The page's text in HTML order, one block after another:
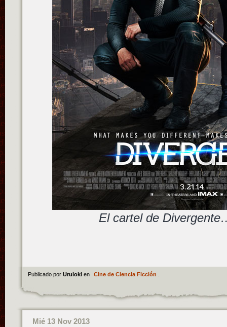
El cartel de
Publicado por Uruloki en Cine de Ciencia Ficción
Mié 13 Nov 2013